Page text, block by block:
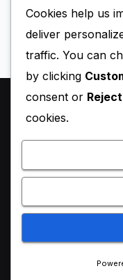
Proudly powered
Cookies help us
deliver
traffic. You can
by clicking
consent or
cookies.